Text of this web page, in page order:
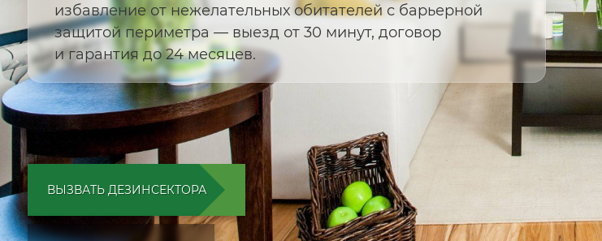
избавление от нежелательных обитателей с барьерной
защитой периметра — выезд от 30 минут, договор
и гарантия до 24 месяцев.
ВЫЗВАТЬ ДЕЗИНСЕКТОРА